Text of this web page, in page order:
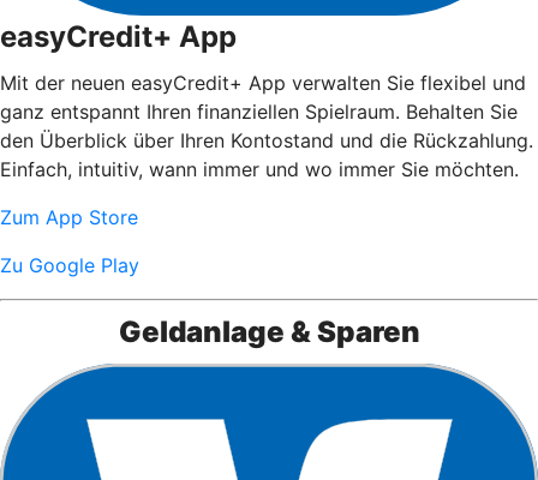
easyCredit+ App
Mit der neuen easyCredit+ App verwalten Sie flexibel und
ganz entspannt Ihren finanziellen Spielraum. Behalten Sie
den Überblick über Ihren Kontostand und die Rückzahlung.
Einfach, intuitiv, wann immer und wo immer Sie möchten.
Zum App Store
Zu Google Play
Geldanlage & Sparen